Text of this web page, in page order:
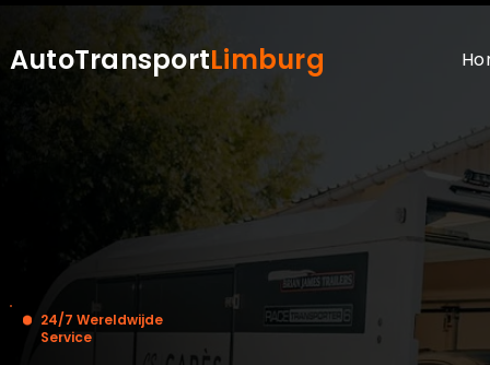
AutoTransportLimburg
24/7 Wereldwijde
Service